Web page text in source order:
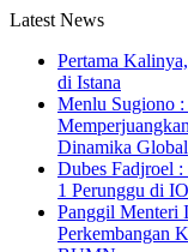
Latest News
Pertama
di Istana
Menlu Sugiono
Dinamika Global
Dubes Fadjroel
1 Perunggu di
Panggil Menteri
Perkembangan